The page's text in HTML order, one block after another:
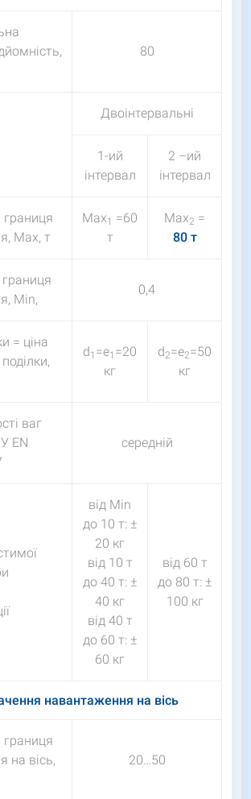
80
Двоінтервальні
1-ий
інтервал
2 –ий
інтервал
Мах, т
Мах1 =60
т
Мах2 =
80 т
Мin,
0,4
= ціна
d1 =e1 =20
кг
d2=e2=50
кг
ваг
EN
середній
від Мin
до 10 т: ±
20 кг
від 10 т
до 40 т: ±
40 кг
від 40 т
до 60 т: ±
60 кг
від 60 т
до 80 т: ±
100 кг
навантаження на вісь
на вісь,
20…50